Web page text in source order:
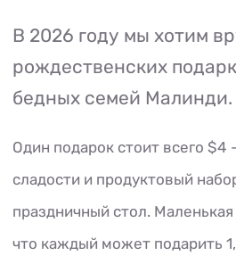
В 2026 году мы хотим
рождественских
бедных семей Малинди.
Один подарок стоит всего $4
сладости и продуктовый
праздничный стол.
что каждый может подарить